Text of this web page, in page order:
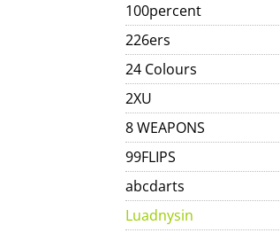
100percent
226ers
24 Colours
2XU
8 WEAPONS
99FLIPS
abcdarts
Luadnysin